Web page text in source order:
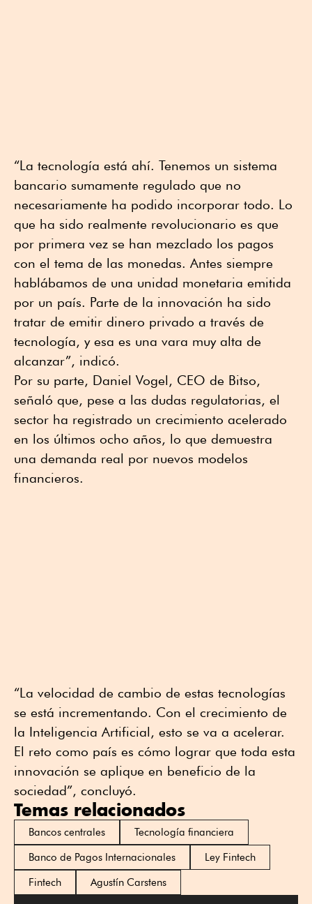
“La tecnología está ahí. Tenemos un sistema
bancario sumamente regulado que no
necesariamente ha podido incorporar todo. Lo
que ha sido realmente revolucionario es que
por primera vez se han mezclado los pagos
con el tema de las monedas. Antes siempre
hablábamos de una unidad monetaria emitida
por un país. Parte de la innovación ha sido
tratar de emitir dinero privado a través de
tecnología, y esa es una vara muy alta de
alcanzar”, indicó.
Por su parte, Daniel Vogel, CEO de Bitso,
señaló que, pese a las dudas regulatorias, el
sector ha registrado un crecimiento acelerado
en los últimos ocho años, lo que demuestra
una demanda real por nuevos modelos
financieros.
“La velocidad de cambio de estas tecnologías
se está incrementando. Con el crecimiento de
la Inteligencia Artificial, esto se va a acelerar.
El reto como país es cómo lograr que toda esta
innovación se aplique en beneficio de la
sociedad”, concluyó.
Temas relacionados
Bancos centrales
Tecnología financiera
Banco de Pagos Internacionales
Ley Fintech
Fintech
Agustín Carstens